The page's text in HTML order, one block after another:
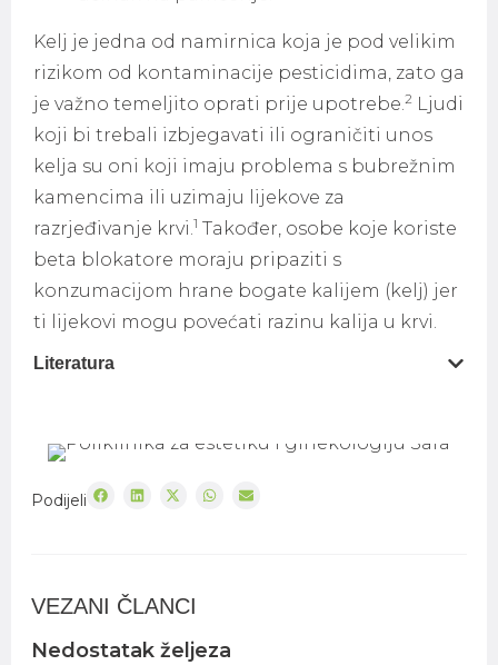
Kelj je jedna od namirnica koja je pod velikim
rizikom od kontaminacije pesticidima, zato ga
je važno temeljito oprati prije upotrebe.2 Ljudi
koji bi trebali izbjegavati ili ograničiti unos
kelja su oni koji imaju problema s bubrežnim
kamencima ili uzimaju lijekove za
razrjeđivanje krvi.1 Također, osobe koje koriste
beta blokatore moraju pripaziti s
konzumacijom hrane bogate kalijem (kelj) jer
ti lijekovi mogu povećati razinu kalija u krvi.
Literatura
Podijeli
VEZANI ČLANCI
Nedostatak željeza